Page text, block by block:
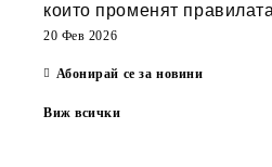
които променят
20 Фев 2026
Абонирай се за новини
Виж всички